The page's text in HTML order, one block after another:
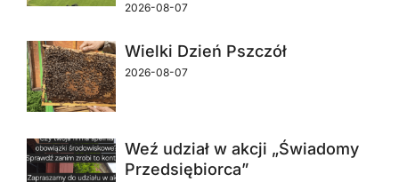
2026-08-07
Wielki Dzień Pszczół
2026-08-07
Weź udział w akcji „Świadomy
Przedsiębiorca”